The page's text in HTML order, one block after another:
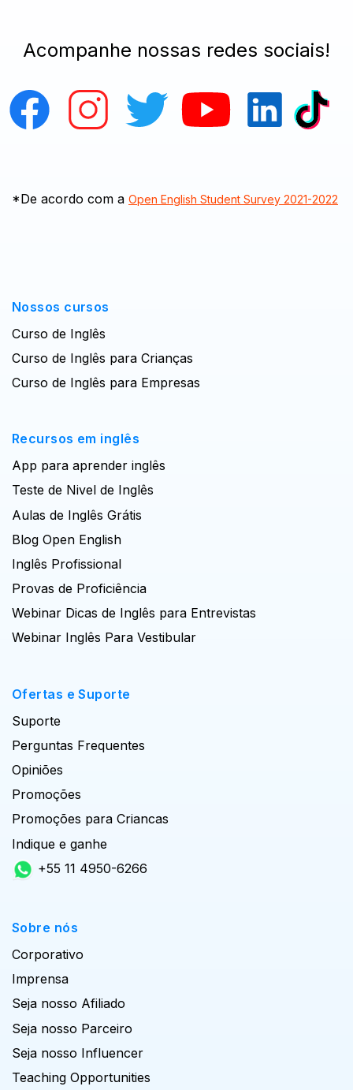
Acompanhe nossas redes sociais!
*De acordo com a Open English Student Survey 2021-2022
Nossos cursos
Curso de Inglês
Curso de Inglês para Crianças
Curso de Inglês para Empresas
Recursos em inglês
App para aprender inglês
Teste de Nivel de Inglês
Aulas de Inglês Grátis
Blog Open English
Inglês Profissional
Provas de Proficiência
Webinar Dicas de Inglês para Entrevistas
Webinar Inglês Para Vestibular
Ofertas e Suporte
Suporte
Perguntas Frequentes
Opiniões
Promoções
Promoções para Criancas
Indique e ganhe
+55 11 4950-6266
Sobre nós
Corporativo
Imprensa
Seja nosso Afiliado
Seja nosso Parceiro
Seja nosso Influencer
Teaching Opportunities